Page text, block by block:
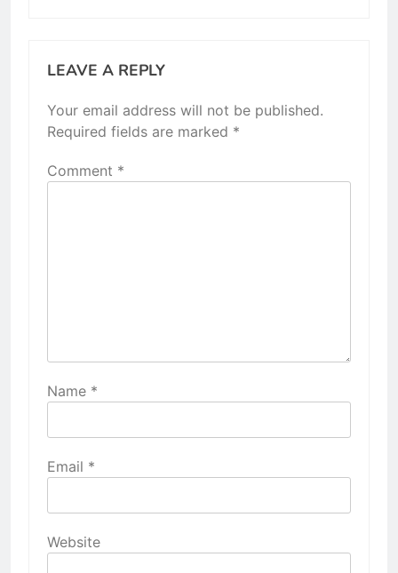
LEAVE A REPLY
Your email address will not be published.
Required fields are marked *
Comment *
Name *
Email *
Website